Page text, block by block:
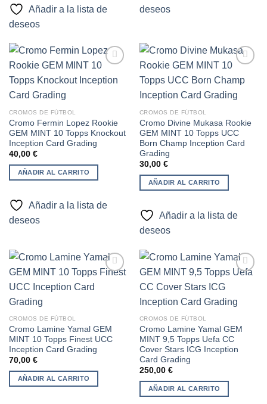
Añadir a la lista de
deseos
deseos
deseos
CROMOS DE FÚTBOL
Cromo Fermin Lopez Rookie
GEM MINT 10 Topps Knockout
Inception Card Grading
40,00 €
AÑADIR AL CARRITO
Añadir a la lista de
deseos
Añadir
a la
deseos
CROMOS DE FÚTBOL
Cromo Divine Mukasa Rookie
GEM MINT 10 Topps UCC
Born Champ Inception Card
Grading
30,00 €
AÑADIR AL CARRITO
Añadir a la lista de
deseos
deseos
CROMOS DE FÚTBOL
Cromo Lamine Yamal GEM
MINT 10 Topps Finest UCC
Inception Card Grading
70,00 €
AÑADIR AL CARRITO
Añadir
a la
deseos
CROMOS DE FÚTBOL
Cromo Lamine Yamal GEM
MINT 9,5 Topps Uefa CC
Cover Stars ICG Inception
Card Grading
250,00 €
AÑADIR AL CARRITO